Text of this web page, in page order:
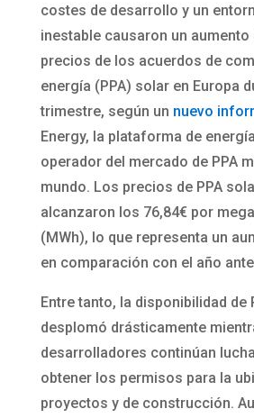
costes de desarrollo y un
inestable causaron un aumento
precios de los acuerdos de
energía (PPA) solar en Europa
trimestre, según un nuevo
Energy, la plataforma de
operador del mercado de PPA
mundo. Los precios de PPA
alcanzaron los 76,84€ por
(MWh), lo que representa un
en comparación con el año
Entre tanto, la disponibilidad de
desplomó drásticamente
desarrolladores continúan
obtener los permisos para la
proyectos y de construcción.